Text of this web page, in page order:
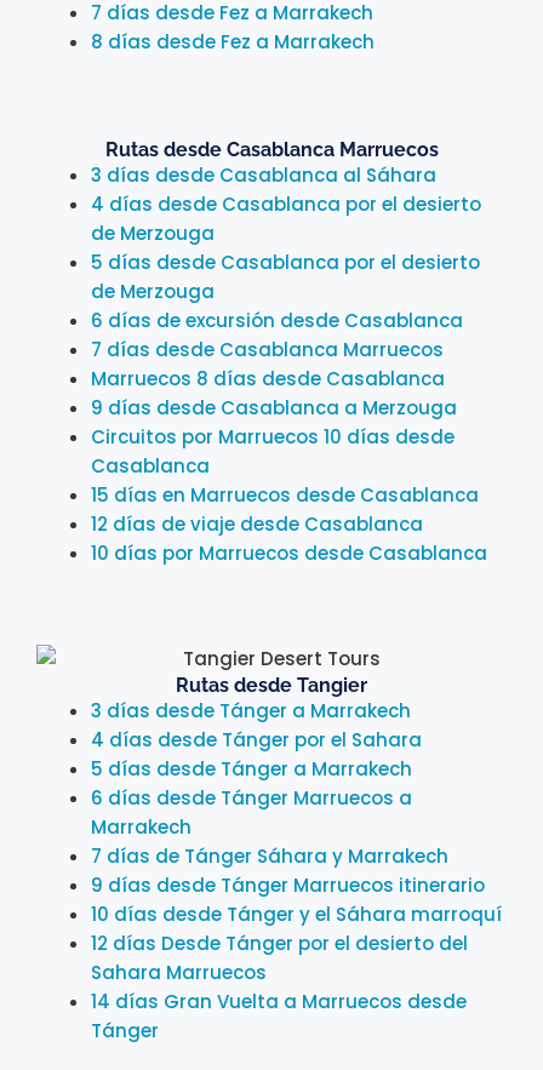
7 días desde Fez a Marrakech
8 días desde Fez a Marrakech
Rutas desde Casablanca Marruecos
3 días desde Casablanca al Sáhara
4 días desde Casablanca por el desierto
de Merzouga
5 días desde Casablanca por el desierto
de Merzouga
6 días de excursión desde Casablanca
7 días desde Casablanca Marruecos
Marruecos 8 días desde Casablanca
9 días desde Casablanca a Merzouga
Circuitos por Marruecos 10 días desde
Casablanca
15 días en Marruecos desde Casablanca
12 días de viaje desde Casablanca
10 días por Marruecos desde Casablanca
Rutas desde Tangier
3 días desde Tánger a Marrakech
4 días desde Tánger por el Sahara
5 días desde Tánger a Marrakech
6 días desde Tánger Marruecos a
Marrakech
7 días de Tánger Sáhara y Marrakech
9 días desde Tánger Marruecos itinerario
10 días desde Tánger y el Sáhara marroquí
12 días Desde Tánger por el desierto del
Sahara Marruecos
14 días Gran Vuelta a Marruecos desde
Tánger